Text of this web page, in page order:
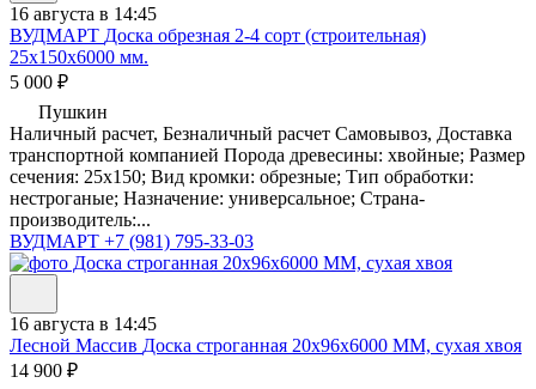
16 августа в 14:45
ВУДМАРТ Доска обрезная 2-4 сорт (строительная)
25х150х6000 мм.
5 000 ₽
Пушкин
Наличный расчет, Безналичный расчет Самовывоз, Доставка
транспортной компанией Порода древесины: хвойные; Размер
сечения: 25х150; Вид кромки: обрезные; Тип обработки:
нестроганые; Назначение: универсальное; Страна-
производитель:...
ВУДМАРТ +7 (981) 795-33-03
16 августа в 14:45
Лесной Массив Доска строганная 20х96х6000 ММ, сухая хвоя
14 900 ₽